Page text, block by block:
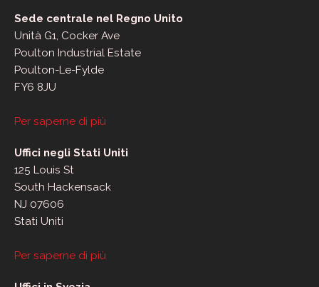
Sede centrale nel Regno Unito
Unità G1, Cocker Ave
Poulton Industrial Estate
Poulton-Le-Fylde
FY6 8JU
Per saperne di più
Uffici negli Stati Uniti
125 Louis St
South Hackensack
NJ 07606
Stati Uniti
Per saperne di più